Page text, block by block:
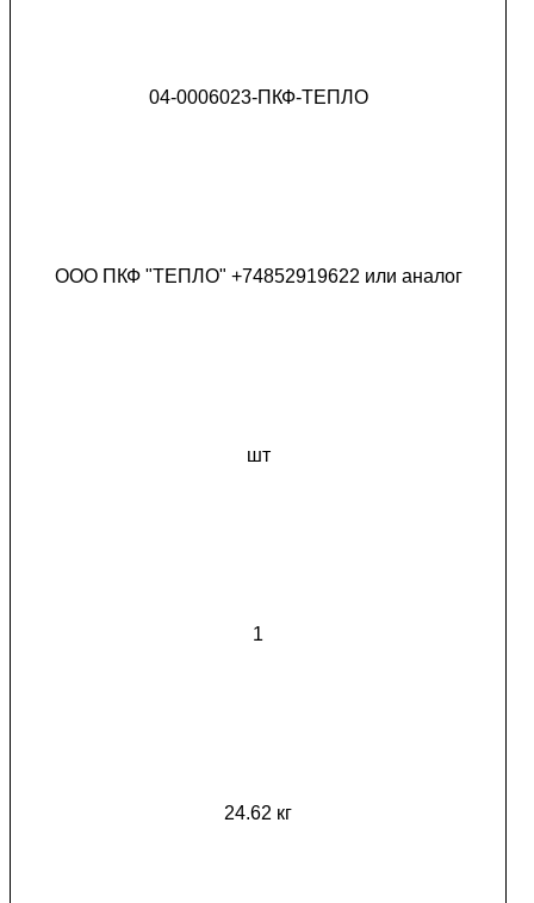
04-0006023-ПКФ-ТЕПЛО
ООО ПКФ "ТЕПЛО" +74852919622 или аналог
шт
1
24.62 кг